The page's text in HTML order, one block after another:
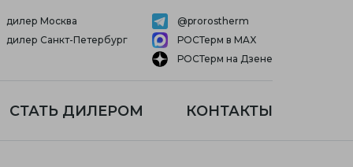
дилер Москва
дилер Санкт-Петербург
@prorostherm
РОСТерм в MAX
РОСТерм на Дзене
СТАТЬ ДИЛЕРОМ КОНТАКТЫ